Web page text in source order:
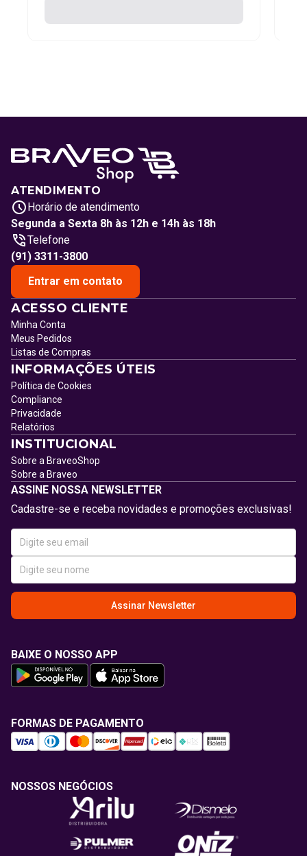
ATENDIMENTO
Horário de atendimento
Segunda a Sexta 8h às 12h e 14h às 18h
Telefone
(91) 3311-3800
Entrar em contato
ACESSO CLIENTE
Minha Conta
Meus Pedidos
Listas de Compras
INFORMAÇÕES ÚTEIS
Política de Cookies
Compliance
Privacidade
Relatórios
INSTITUCIONAL
Sobre a BraveoShop
Sobre a Braveo
ASSINE NOSSA NEWSLETTER
Cadastre-se e receba novidades e promoções exclusivas!
Assinar Newsletter
BAIXE O NOSSO APP
FORMAS DE PAGAMENTO
NOSSOS NEGÓCIOS